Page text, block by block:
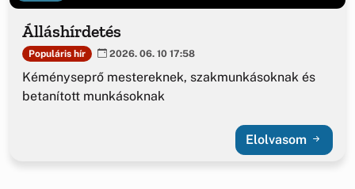
Álláshírdetés
Populáris hír 2026. 06. 10 17:58
Kéményseprő mestereknek, szakmunkásoknak és
betanított munkásoknak
Elolvasom